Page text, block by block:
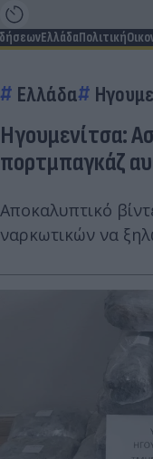
ΕλλάδαΠολιτική
Ελλάδα
Ηγουμενίτσα:
πορτμπαγκάζ
Αποκαλυπτικό
ναρκωτικών να